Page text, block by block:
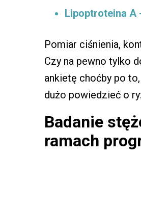
Lipoptroteina A
Pomiar ciśnienia,
Czy na pewno tylko
ankietę choćby po
dużo powiedzieć o
Badanie
ramach